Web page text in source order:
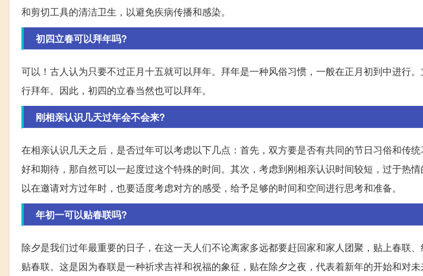
和剪切工具的清洁卫生，以避免疾病传播和感染。
初四立春可以拜年吗?
可以！古人认为只要不过正月十五就可以拜年。拜年是一种风俗习惯，一般在正月初到中进行
行拜年。因此，初四的立春当然也可以拜年。
刚相亲认识几天过年会不会来?
在相亲认识几天之后，是否过年可以考虑以下几点：首先，双方要是否有共同的节日习俗和传
好和期待，那自然可以一起度过这个特殊的时间。其次，考虑到刚相亲认识时间较短，过于热
以在邀请对方过年时，也要适度考虑对方的感受，给予足够的时间和空间进行思考和准备。
年初一可以贴春联吗?
除夕是我们过年最重要的日子，在这一天人们不论离家多远都要赶回家和家人团聚，贴上春联
贴春联。这是因为春联是一种祈求吉祥和祝福的象征，贴在除夕之夜，代表着新年的开始和对